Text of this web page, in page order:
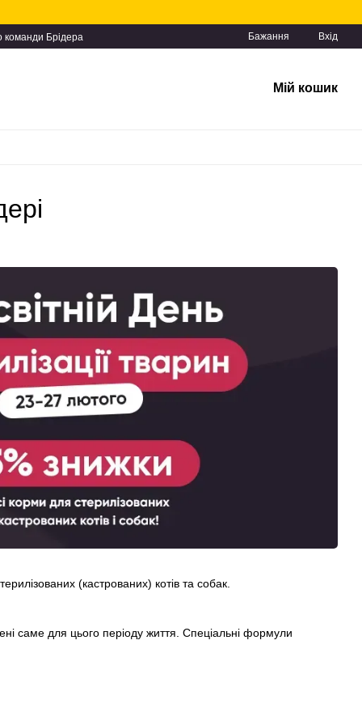
команди Брідера Бажання Вхід
Мій кошик
(кастрованих) котів та собак.
саме для цього періоду життя. Спеціальні формули